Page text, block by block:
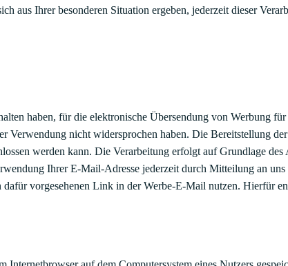
aus Ihrer besonderen Situation ergeben, jederzeit dieser
haben, für die elektronische Übersendung von Werbung für
Verwendung nicht widersprochen haben. Die Bereitstellung
werden kann. Die Verarbeitung erfolgt auf Grundlage
Ihrer E-Mail-Adresse jederzeit durch Mitteilung an uns
vorgesehenen Link in der Werbe-E-Mail nutzen. Hierfür